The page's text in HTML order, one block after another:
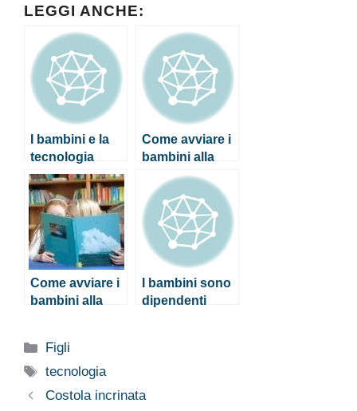
LEGGI ANCHE:
I bambini e la
tecnologia
Come avviare i
bambini alla
lettura
Come avviare i
bambini alla
I bambini sono
dipendenti
Categorie
Figli
Tag
tecnologia
Costola incrinata